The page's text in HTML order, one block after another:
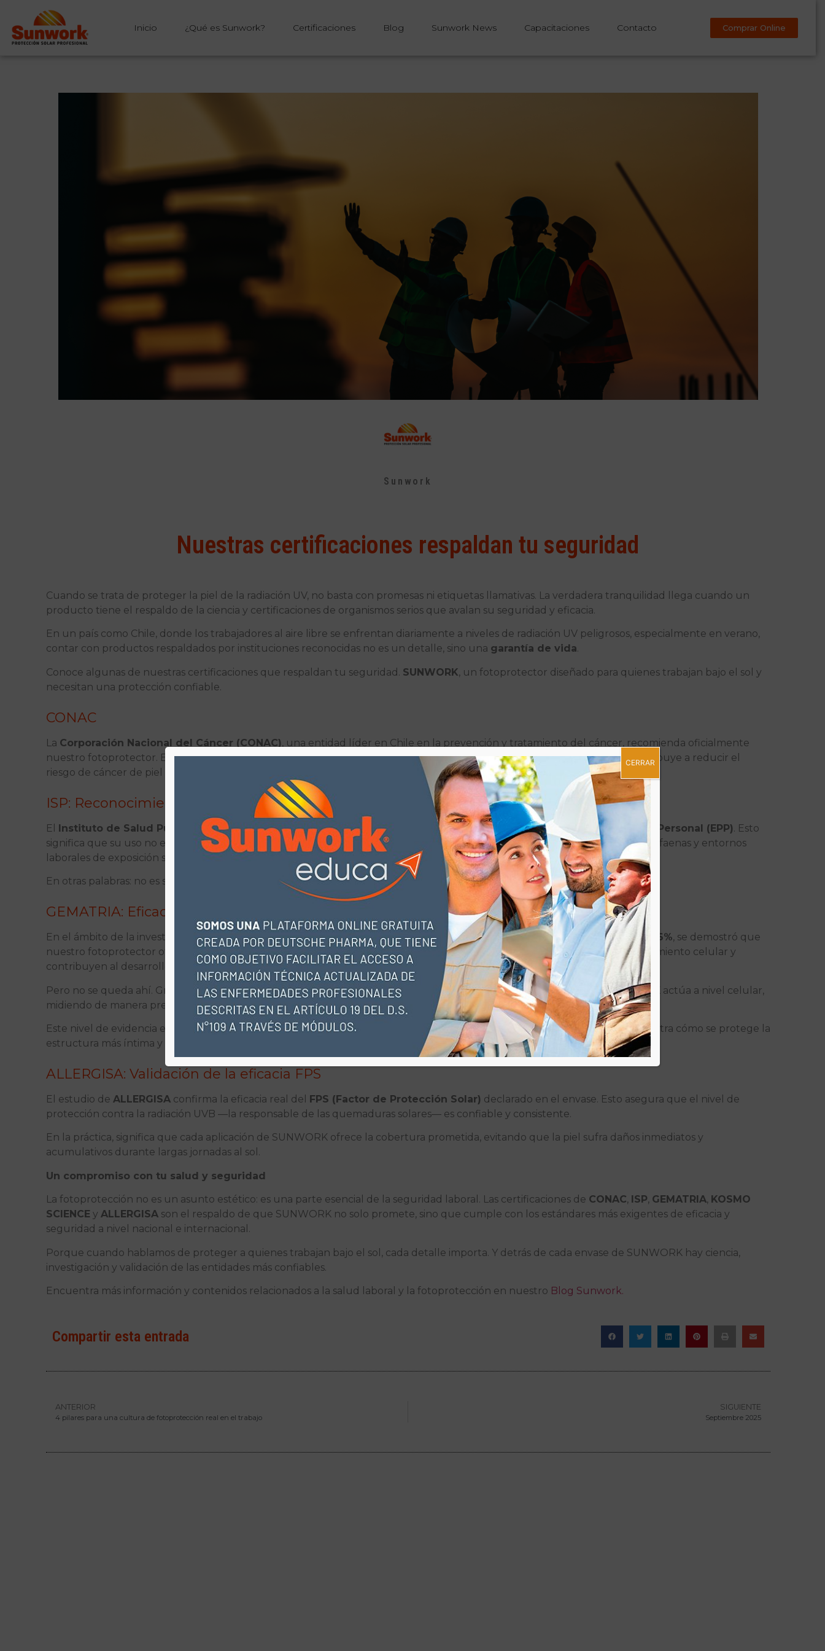
Inicio ¿Qué es Sunwork? Certificaciones Blog Sunwork News Capacitaciones Contacto Comprar Online
Sunwork
Nuestras certificaciones respaldan tu seguridad
Cuando se trata de proteger la piel de la radiación UV, no basta con promesas ni etiquetas llamativas. La verdadera tranquilidad llega cuando un
producto tiene el respaldo de la ciencia y certificaciones de organismos serios que avalan su seguridad y eficacia.
En un país como Chile, donde los trabajadores al aire libre se enfrentan diariamente a niveles de radiación UV peligrosos, especialmente en verano,
contar con productos respaldados por instituciones reconocidas no es un detalle, sino una garantía de vida.
Conoce algunas de nuestras certificaciones que respaldan tu seguridad. SUNWORK, un fotoprotector diseñado para quienes trabajan bajo el sol y
necesitan una protección confiable.
CONAC
La Corporación Nacional del Cáncer (CONAC), una entidad líder en Chile en la prevención y tratamiento del cáncer, recomienda oficialmente
nuestro fotoprotector. Esta recomendación es el resultado de rigurosas evaluaciones que confirman que el producto contribuye a reducir el
riesgo de cáncer de piel en trabajadores expuestos a la radiación solar.
ISP: Reconocimiento nacional
El Instituto de Salud Pública (ISP)lo ha inscrito en su Registro Sanitario, certificándolo como unElemento de Protección Personal (EPP). Esto
significa que su uso no es opcional, sino que forma parte de las medidas preventivas que todo empleador debe garantizar en faenas y entornos
laborales de exposición solar.
En otras palabras: no es solo un protector solar, es un equipo de seguridad para tu piel.
GEMATRIA: Eficacia comprobada con ciencia avanzada
En el ámbito de la investigación internacional, los ensayos de GEMATRIAdestacan por su rigurosidad. Con unTest RSF del 96%, se demostró que
nuestro fotoprotector ofrece un alto rendimiento contra los radicales libres, esas moléculas dañinas que aceleran el envejecimiento celular y
contribuyen al desarrollo de enfermedades cutáneas.
Pero no se queda ahí. Gracias a pruebas realizadas porKOSMO SCIENCE, se ha comprobado que la protección de SUNWORK actúa a nivel celular,
midiendo de manera precisa la reducción del daño al ADN inducido por la radiación UV.
Este nivel de evidencia es clave: mientras otros productos solo hablan de FPS, aquí hablamos de ciencia aplicada que demuestra cómo se protege la
estructura más íntima y esencial de tus células.
ALLERGISA: Validación de la eficacia FPS
El estudio de ALLERGISAconfirma la eficacia real del FPS (Factor de Protección Solar) declarado en el envase. Esto asegura que el nivel de
protección contra la radiación UVB —la responsable de las quemaduras solares— es confiable y consistente.
En la práctica, significa que cada aplicación de SUNWORK ofrece la cobertura prometida, evitando que la piel sufra daños inmediatos y
acumulativos durante largas jornadas al sol.
Un compromiso con tu salud y seguridad
La fotoprotección no es un asunto estético: es una parte esencial de la seguridad laboral. Las certificaciones de CONAC, ISP, GEMATRIA, KOSMO
SCIENCE y ALLERGISAson el respaldo de que SUNWORK no solo promete, sino que cumple con los estándares más exigentes de eficacia y
seguridad a nivel nacional e internacional.
Porque cuando hablamos de proteger a quienes trabajan bajo el sol, cada detalle importa. Y detrás de cada envase de SUNWORK hay ciencia,
investigación y validación de las entidades más confiables.
Encuentra más información y contenidos relacionados a la salud laboral y la fotoprotección en nuestro Blog Sunwork.
Compartir esta entrada
ANTERIOR
4 pilares para una cultura de fotoprotección real en el trabajo
SIGUIENTE
Septiembre 2025
CERRAR